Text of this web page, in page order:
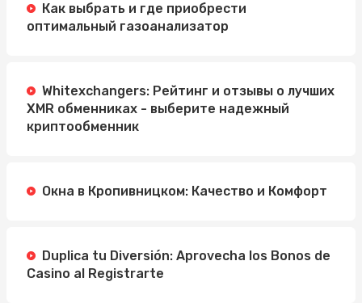
Как выбрать и где приобрести
оптимальный газоанализатор
Whitexchangers: Рейтинг и отзывы о лучших
XMR обменниках - выберите надежный
криптообменник
Окна в Кропивницком: Качество и Комфорт
Duplica tu Diversión: Aprovecha los Bonos de
Casino al Registrarte